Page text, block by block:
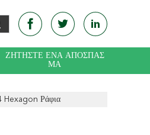
ΖΗΤΉΣΤΕ ΈΝΑ ΑΠΌΣΠΑΣ
ΜΑ
Hexagon Ράφια